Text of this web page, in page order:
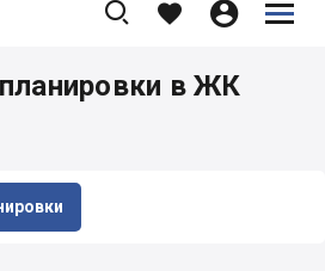
   


в ЖК